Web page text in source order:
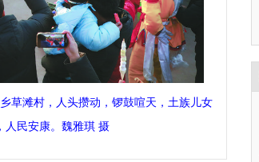
滩村，人头攒动，锣鼓喧天，土族儿女
人民安康。魏雅琪 摄